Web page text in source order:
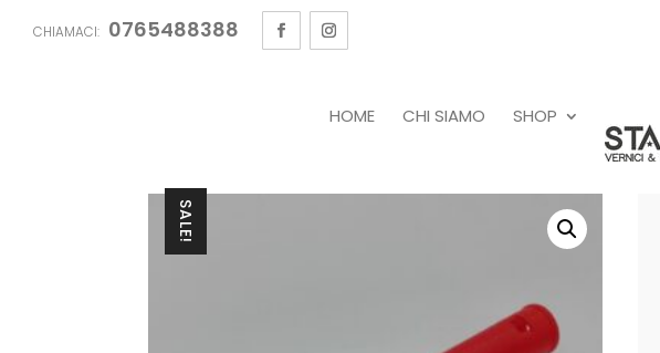
CHIAMACI: 0765488388
HOME CHI SIAMO SHOP
SALE!